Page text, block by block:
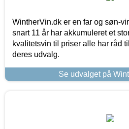
WintherVin.dk er en far og søn-
snart 11 år har akkumuleret et
kvalitetsvin til priser alle har råd
deres udvalg.
Se udvalget på